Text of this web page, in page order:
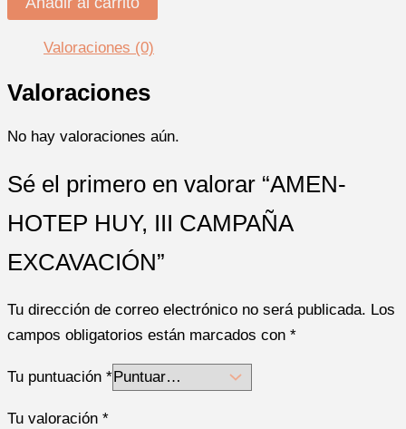
Valoraciones (0)
Valoraciones
No hay valoraciones aún.
Sé el primero en valorar “AMEN-
HOTEP HUY, III CAMPAÑA
EXCAVACIÓN”
Tu dirección de correo electrónico no será publicada. Los
campos obligatorios están marcados con *
Tu puntuación *
Tu valoración *